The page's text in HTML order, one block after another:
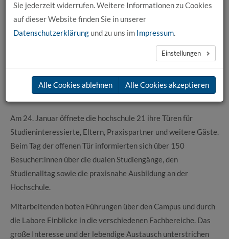
News aus der hochschule 21
26.01.2026
Tag der offenen Tür 2026
Am 24. Januar öffnete die hochschule 21 ihre Türen für
Studieninteressierte, Eltern, Praxispartner und weitere Gäste.
Beim Tag der offenen Tür informierten sich über 150
Besucher:innen über die dualen Studiengänge, den
Studienalltag sowie die praxisnahe Ausbildung an der
Hochschule.
Mitarbeitenden boten Führungen über den Campus und durch
die Labore Einblicke in die verschiedenen Fachbereiche. Das
große Interesse und der lebendige Austausch unterstrichen
Sie jederzeit widerrufen. Weitere Informationen zu Cookies
auf dieser Website finden Sie in unserer
Datenschutzerklärung und zu uns im Impressum.
Einstellungen
Alle Cookies ablehnen Alle Cookies akzeptieren